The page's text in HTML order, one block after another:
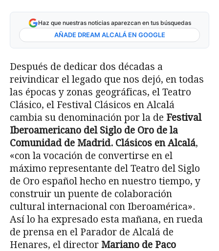
Haz que nuestras noticias aparezcan en tus búsquedas
AÑADE DREAM ALCALÁ EN GOOGLE
Después de dedicar dos décadas a
reivindicar el legado que nos dejó, en todas
las épocas y zonas geográficas, el Teatro
Clásico, el Festival Clásicos en Alcalá
cambia su denominación por la de Festival
Iberoamericano del Siglo de Oro de la
Comunidad de Madrid. Clásicos en Alcalá,
«con la vocación de convertirse en el
máximo representante del Teatro del Siglo
de Oro español hecho en nuestro tiempo, y
construir un puente de colaboración
cultural internacional con Iberoamérica».
Así lo ha expresado esta mañana, en rueda
de prensa en el Parador de Alcalá de
Henares, el director Mariano de Paco